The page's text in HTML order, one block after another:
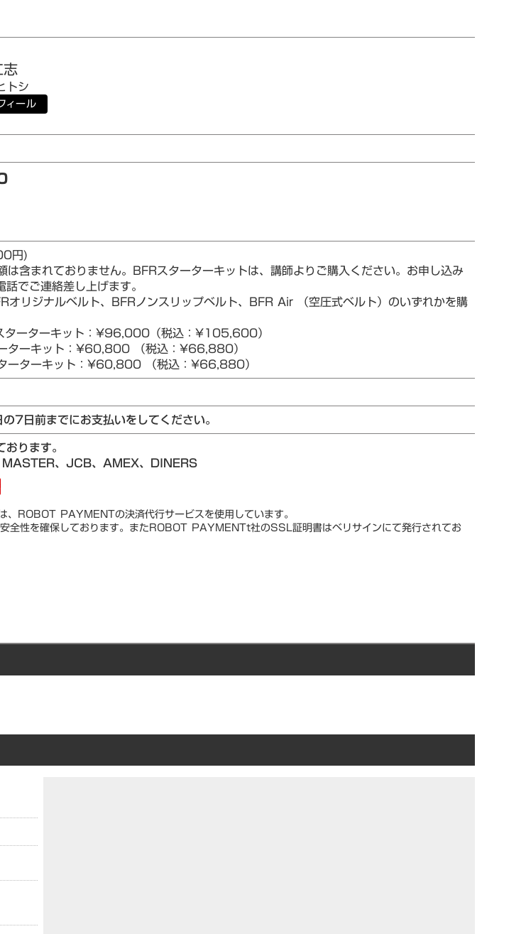
トシ
ィール
円)
含まれておりません。BFRスターターキットは、講師よりご購入ください。お申し込み
でご連絡差し上げます。
オリジナルベルト、BFRノンスリップベルト、BFR Air （空圧式ベルト）のいずれかを購
ターターキット：¥96,000（税込：¥105,600）
ターキット：¥60,800 （税込：¥66,880）
ーターキット：¥60,800 （税込：¥66,880）
7日前までにお支払いをしてください。
ります。
MASTER、JCB、AMEX、DINERS
、ROBOT PAYMENTの決済代行サービスを使用しています。
全性を確保しております。またROBOT PAYMENTt社のSSL証明書はベリサインにて発行されてお